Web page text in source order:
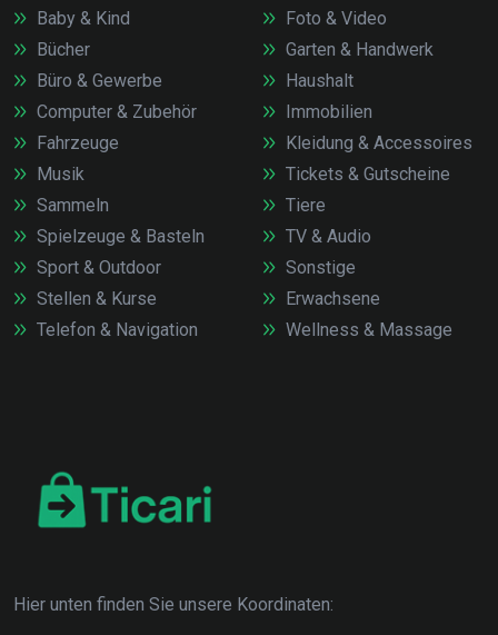
Baby & Kind
Bücher
Büro & Gewerbe
Computer & Zubehör
Fahrzeuge
Foto & Video
Garten & Handwerk
Haushalt
Immobilien
Kleidung & Accessoires
Musik
Sammeln
Spielzeuge & Basteln
Sport & Outdoor
Stellen & Kurse
Telefon & Navigation
Tickets & Gutscheine
Tiere
TV & Audio
Sonstige
Erwachsene
Wellness & Massage
Hier unten finden Sie unsere Koordinaten: